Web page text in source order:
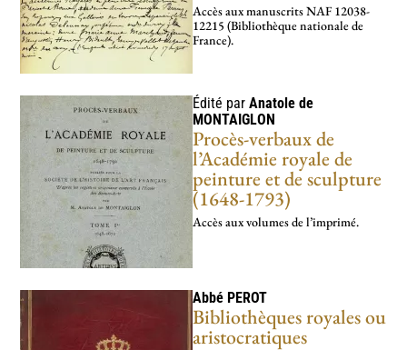
Accès aux manus­crits NAF 12038-
12215 (Bibliothèque nationale de
France).
Édité parAnatole de
MONTAIGLON
Procès-verbaux de
l’Académie royale de
peinture et de sculpture
(1648-1793)
Accès aux volumes de l’imprimé.
Abbé PEROT
Bibliothèques royales ou
aristocratiques